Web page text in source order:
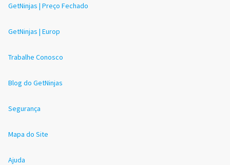
GetNinjas | Preço Fechado
GetNinjas | Europ
Trabalhe Conosco
Blog do GetNinjas
Segurança
Mapa do Site
Ajuda